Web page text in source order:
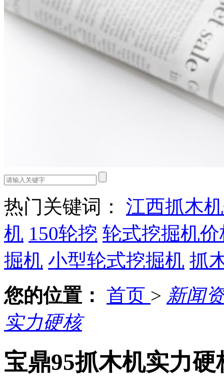
热门关键词： 江西抓木
机 150轮挖 轮式挖掘机
掘机 小型轮式挖掘机 抓
您的位置： 首页 > 新闻
实力硬核
宝鼎95抓木机实力硬